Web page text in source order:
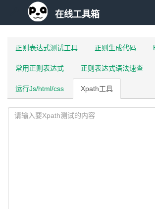
在线工具箱
正则表达式测试工具 正则生成代码
常用正则表达式 正则表达式语法速查
运行Js/html/css Xpath工具